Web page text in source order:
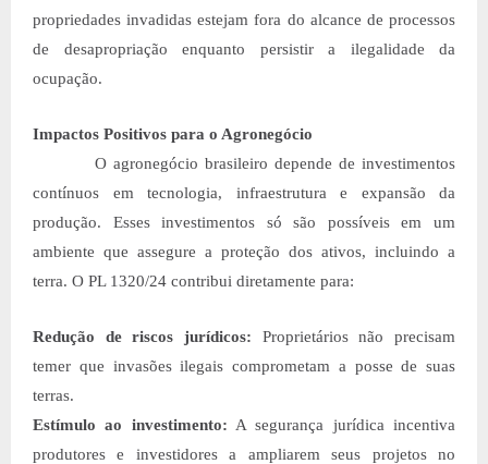
propriedades invadidas estejam fora do alcance de processos
de desapropriação enquanto persistir a ilegalidade da
ocupação.
Impactos Positivos para o Agronegócio
O agronegócio brasileiro depende de investimentos
contínuos em tecnologia, infraestrutura e expansão da
produção. Esses investimentos só são possíveis em um
ambiente que assegure a proteção dos ativos, incluindo a
terra. O PL 1320/24 contribui diretamente para:
Redução de riscos jurídicos: Proprietários não precisam
temer que invasões ilegais comprometam a posse de suas
terras.
Estímulo ao investimento: A segurança jurídica incentiva
produtores e investidores a ampliarem seus projetos no